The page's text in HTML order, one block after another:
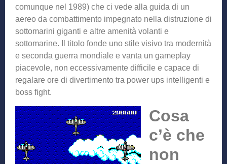
comunque nel 1989) che ci vede alla guida di un
aereo da combattimento impegnato nella distruzione di
sottomarini giganti e altre amenità volanti e
sottomarine. Il titolo fonde uno stile visivo tra modernità
e seconda guerra mondiale e vanta un gameplay
piacevole, non eccessivamente difficile e capace di
regalare ore di divertimento tra power ups intelligenti e
boss fight.
Cosa
c’è che
non